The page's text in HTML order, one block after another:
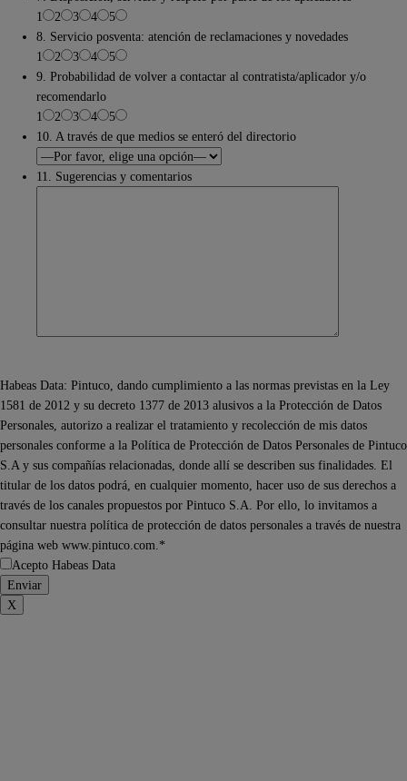
1
2 3 4
5
8. Servicio posventa: atención de reclamaciones y novedades
1
2 3 4
5
9. Probabilidad de volver a contactar al contratista/aplicador y/o
recomendarlo
1
2 3 4
5
10. A través de que medios se enteró del directorio
11. Sugerencias y comentarios
Habeas Data: Pintuco, dando cumplimiento a las normas previstas en la Ley
1581 de 2012 y su decreto 1377 de 2013 alusivos a la Protección de Datos
Personales, autorizo a realizar el tratamiento y recolección de mis datos
personales conforme a la Política de Protección de Datos Personales de Pintuco
S.A y sus compañías relacionadas, donde allí se describen sus finalidades. El
titular de los datos podrá, en cualquier momento, hacer uso de sus derechos a
través de los canales propuestos por Pintuco S.A. Por ello, lo invitamos a
consultar nuestra política de protección de datos personales a través de nuestra
página web www.pintuco.com.*
Acepto Habeas Data
X